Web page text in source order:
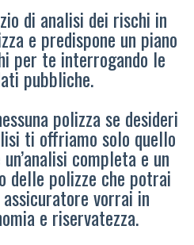
di analisi dei rischi in
e predispone un piano
per te interrogando le
pubbliche.
polizza se desideri
ti offriamo solo quello
completa e un
delle polizze che potrai
vorrai in
e riservatezza.